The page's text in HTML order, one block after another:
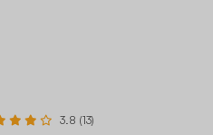
3.8 (13)